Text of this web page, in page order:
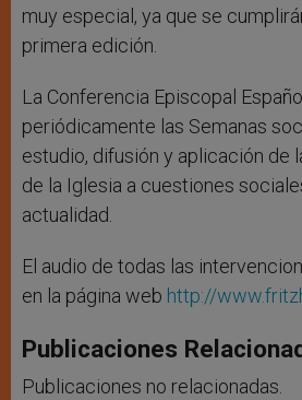
muy especial, ya que se
primera edición.
La Conferencia Episcopal
periódicamente las Semanas
estudio, difusión y aplicación de
de la Iglesia a cuestiones
actualidad.
El audio de todas las
en la página web http://
Publicaciones
Publicaciones no relacionadas.